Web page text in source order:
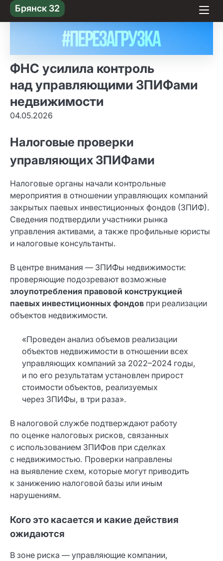
Skip
to content
Брянск 32
ФНС усилила контроль
над управляющими ЗПИФами
недвижимости
04.05.2026
Налоговые проверки
управляющих ЗПИФами
Налоговые органы начали контрольные
мероприятия в отношении управляющих компаний
закрытых паевых инвестиционных фондов (ЗПИФ).
Сведения подтвердили участники рынка
управления активами, а также профильные юристы
и налоговые консультанты.
В центре внимания — ЗПИФы недвижимости:
проверяющие подозревают возможные
злоупотребления правовой конструкцией
паевых инвестиционных фондов при реализации
объектов недвижимости.
«Проведен анализ объемов реализации
объектов недвижимости в отношении всех
управляющих компаний за 2022–2024 годы,
и по его результатам установлен прирост
стоимости объектов, реализуемых
через ЗПИФы, в три раза».
В налоговой службе подтверждают работу
по оценке налоговых рисков, связанных
с использованием ЗПИФов при сделках
с недвижимостью. Проверки направлены
на выявление схем, которые могут приводить
к занижению налоговой базы или иным
нарушениям.
Кого это касается и какие действия
ожидаются
В зоне риска — управляющие компании,